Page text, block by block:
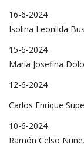
16-6-2024
Isolina Leonilda
15-6-2024
María Josefina
12-6-2024
Carlos Enrique
10-6-2024
Ramón Celso